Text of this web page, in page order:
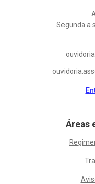
Segunda a
Áreas